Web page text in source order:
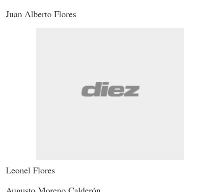
Juan Alberto Flores
Leonel Flores